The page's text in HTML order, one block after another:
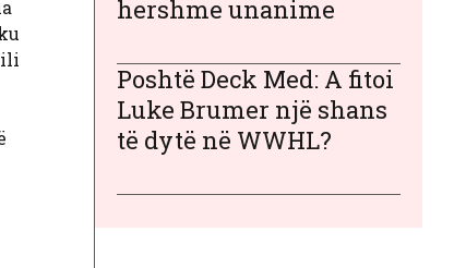
hershme unanime
Poshtë Deck Med: A fitoi
Luke Brumer një shans
të dytë në WWHL?